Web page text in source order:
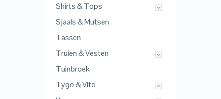
Shirts & Tops
Sjaals & Mutsen
Tassen
Truien & Vesten
Tuinbroek
Tygo & Vito